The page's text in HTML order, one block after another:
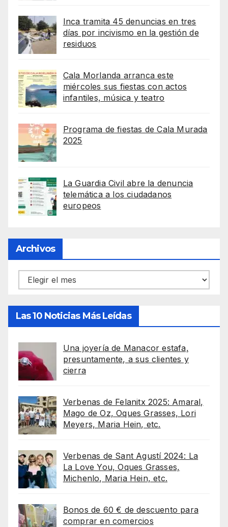
Inca tramita 45 denuncias en tres
días por incivismo en la gestión de
residuos
Cala Morlanda arranca este
miércoles sus fiestas con actos
infantiles, música y teatro
Programa de fiestas de Cala Murada
2025
La Guardia Civil abre la denuncia
telemática a los ciudadanos
europeos
Archivos
Archivos
Las 10 Noticias Más Leídas
Una joyería de Manacor estafa,
presuntamente, a sus clientes y
cierra
Verbenas de Felanitx 2025: Amaral,
Mago de Oz, Oques Grasses, Lori
Meyers, Maria Hein, etc.
Verbenas de Sant Agustí 2024: La
La Love You, Oques Grasses,
Michenlo, Maria Hein, etc.
Bonos de 60 € de descuento para
comprar en comercios